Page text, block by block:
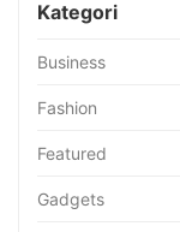
Kategori
Business
Fashion
Featured
Gadgets